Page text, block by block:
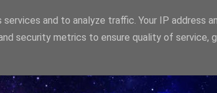
and to analyze traffic. Your IP address
security metrics to ensure quality of service,